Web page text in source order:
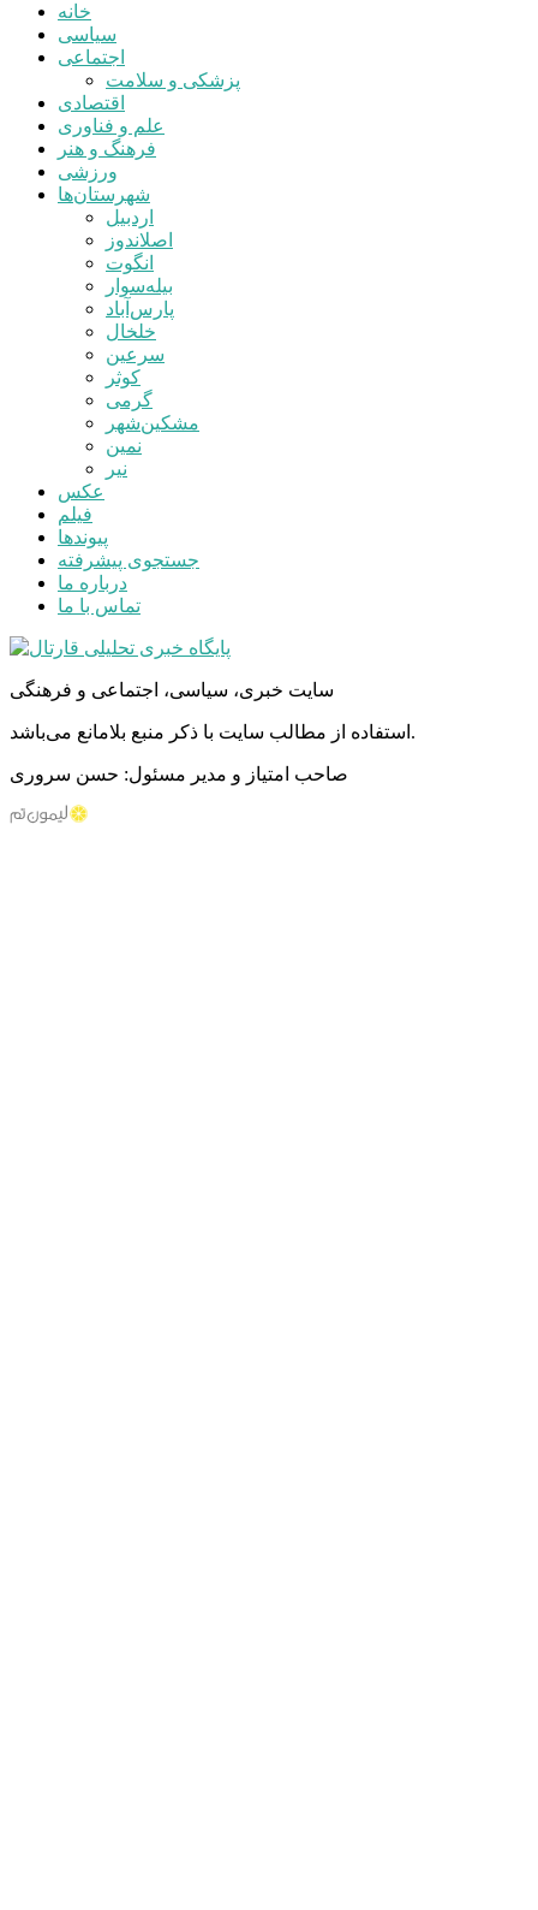
خانه
سیاسی
اجتماعی
پزشکی و سلامت
اقتصادی
علم و فناوری
فرهنگ و هنر
ورزشی
شهرستان‌ها
اردبیل
اصلاندوز
انگوت
بیله‌سوار
پارس‌آباد
خلخال
سرعین
کوثر
گرمی
مشکین‌شهر
نمین
نیر
عکس
فیلم
پیوندها
جستجوی پیشرفته
درباره ما
تماس با ما
سایت خبری، سیاسی، اجتماعی و فرهنگی
استفاده از مطالب سایت با ذکر منبع بلامانع می‌باشد.
صاحب امتیاز و مدیر مسئول: حسن سروری